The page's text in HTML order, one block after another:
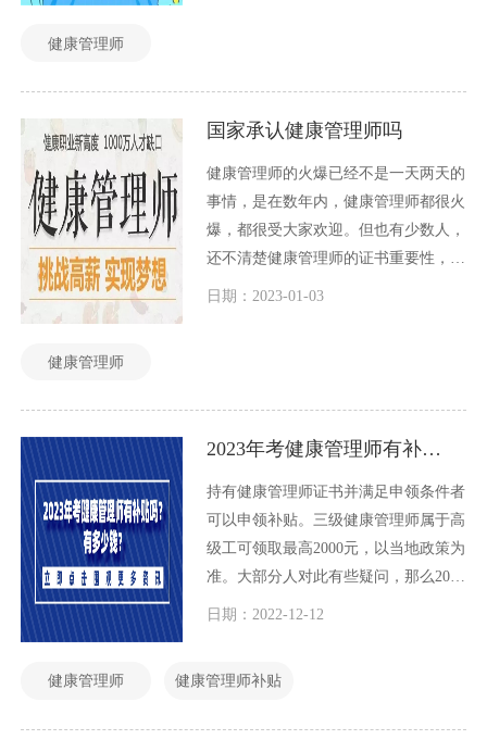
健康管理师
国家承认健康管理师吗
健康管理师的火爆已经不是一天两天的
事情，是在数年内，健康管理师都很火
爆，都很受大家欢迎。但也有少数人，
还不清楚健康管理师的证书重要性，以
及这个健康管理师证书，是否受到国家
日期：2023-01-03
健康管理师
2023年考健康管理师有补贴吗？有多少钱？
持有健康管理师证书并满足申领条件者
可以申领补贴。三级健康管理师属于高
级工可领取最高2000元，以当地政策为
准。大部分人对此有些疑问，那么2023
年考取健康管理师有补贴吗？有多少钱
日期：2022-12-12
健康管理师 健康管理师补贴